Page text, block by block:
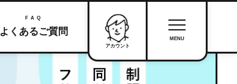
FAQ
よくあるご質問
アカウント
MENU